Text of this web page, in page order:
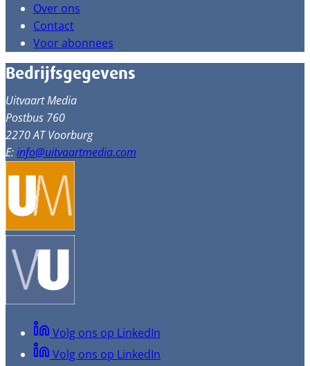
Over ons
Contact
Voor abonnees
Bedrijfsgegevens
Uitvaart Media
Postbus 760
2270 AT Voorburg
E:info@uitvaartmedia.com
Volg ons op LinkedIn
Volg ons op LinkedIn